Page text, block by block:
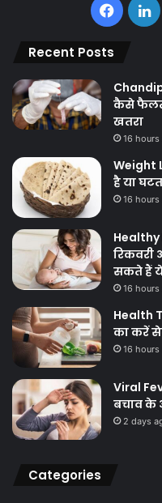
Recent Posts
कैसे
खतरा
16 hours
Weight
है या
16 hours
Healthy
रिकवरी
सकते हैं
16 hours
Health
का करें
16 hours
Viral
बचाव के
2 days
Categories